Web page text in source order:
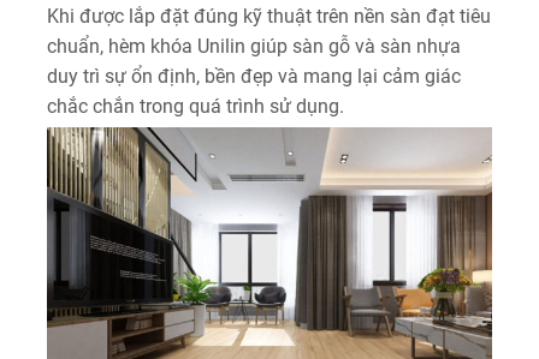
Khi được lắp đặt đúng kỹ thuật trên nền sàn đạt tiêu
chuẩn, hèm khóa Unilin giúp sàn gỗ và sàn nhựa
duy trì sự ổn định, bền đẹp và mang lại cảm giác
chắc chắn trong quá trình sử dụng.